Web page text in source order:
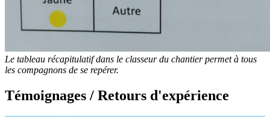
Le tableau récapitulatif dans le classeur du chantier permet à tous
les compagnons de se repérer.
Témoignages / Retours d'expérience